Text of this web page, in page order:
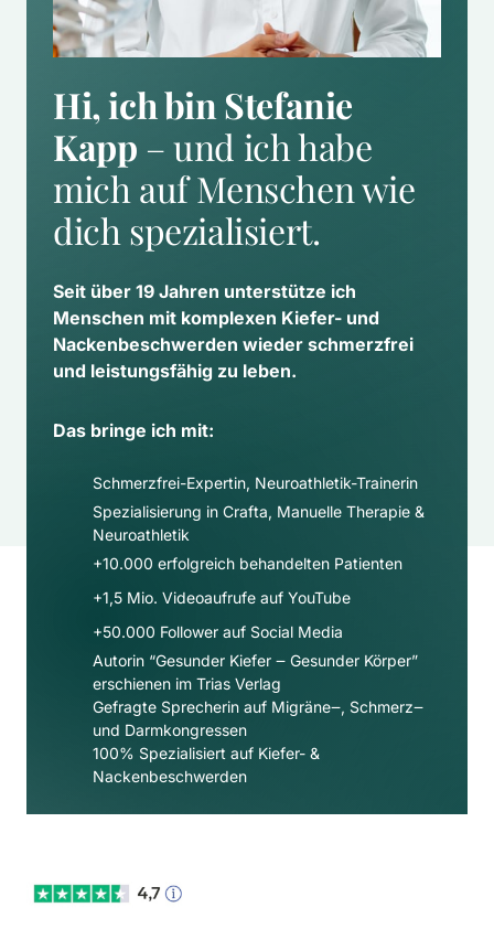
Hi, ich bin Stefanie
Kapp – und ich habe
mich auf Menschen wie
dich spezialisiert.
Seit über 19 Jahren unterstütze ich
Menschen mit komplexen Kiefer- und
Nackenbeschwerden wieder schmerzfrei
und leistungsfähig zu leben.
Das bringe ich mit:
Schmerzfrei-Expertin, Neuroathletik-Trainerin
Spezialisierung in Crafta, Manuelle Therapie &
Neuroathletik
+10.000 erfolgreich behandelten Patienten
+1,5 Mio. Videoaufrufe auf YouTube
+50.000 Follower auf Social Media​
Autorin “Gesunder Kiefer ‒ Gesunder Körper”
erschienen im Trias Verlag
Gefragte Sprecherin auf Migräne‒, Schmerz‒
und Darmkongressen
100% Spezialisiert auf Kiefer- &
Nackenbeschwerden